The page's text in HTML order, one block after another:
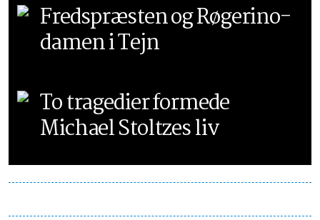
Fredspræsten og Røgerino-
damen i Tejn
To tragedier formede
Michael Stoltzes liv